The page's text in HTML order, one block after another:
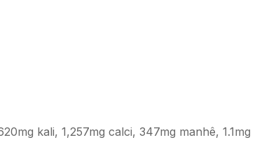
kali, 1,257mg calci, 347mg manhê, 1.1mg